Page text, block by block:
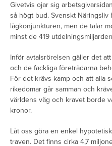
Givetvis ojar sig
så högt bud. Svenskt
lågkonjunkturen, men de talar
minst de 419
Inför avtalsrörelsen gäller det
och de fackliga företrädarna
För det krävs kamp och att alla
rikedomar går samman och
världens väg och kravet borde
kronor.
Låt oss göra en enkel
traven. Det finns cirka 4,7